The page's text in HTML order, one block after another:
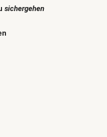
sichergehen